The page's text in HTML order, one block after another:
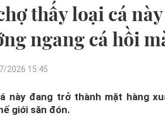
thấy loại cá
ngang cá hồi
2026 15:45
này đang trở thành mặt hàng
giới săn đón.